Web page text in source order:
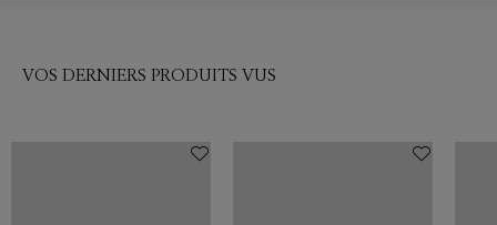
VOS DERNIERS PRODUITS VUS